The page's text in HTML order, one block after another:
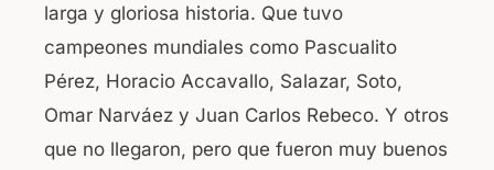
larga y gloriosa historia. Que tuvo
campeones mundiales como Pascualito
Pérez, Horacio Accavallo, Salazar, Soto,
Omar Narváez y Juan Carlos Rebeco. Y otros
que no llegaron, pero que fueron muy buenos